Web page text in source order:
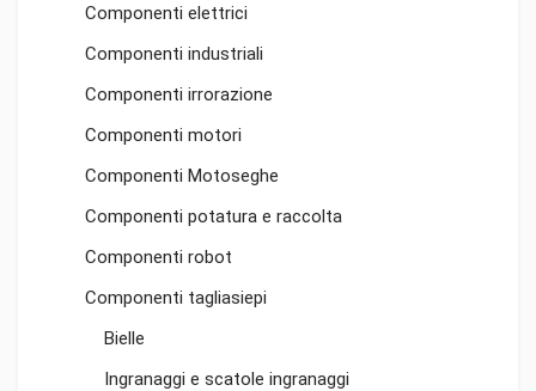
Componenti elettrici
Componenti industriali
Componenti irrorazione
Componenti motori
Componenti Motoseghe
Componenti potatura e raccolta
Componenti robot
Componenti tagliasiepi
Bielle
Ingranaggi e scatole ingranaggi